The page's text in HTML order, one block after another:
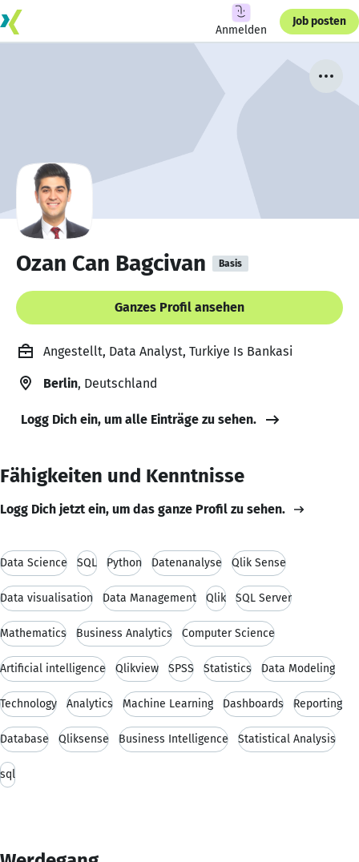
Anmelden
Job posten
Ozan Can Bagcivan Basis
Ganzes Profil ansehen
Angestellt, Data Analyst, Turkiye Is Bankasi
Berlin, Deutschland
Logg Dich ein, um alle Einträge zu sehen.
Fähigkeiten und Kenntnisse
Logg Dich jetzt ein, um das ganze Profil zu sehen.
Data Science SQL Python Datenanalyse Qlik Sense
Data visualisation Data Management Qlik SQL Server
Mathematics Business Analytics Computer Science
Artificial intelligence Qlikview SPSS Statistics Data Modeling
Technology Analytics Machine Learning Dashboards Reporting
Database Qliksense Business Intelligence Statistical Analysis
sql